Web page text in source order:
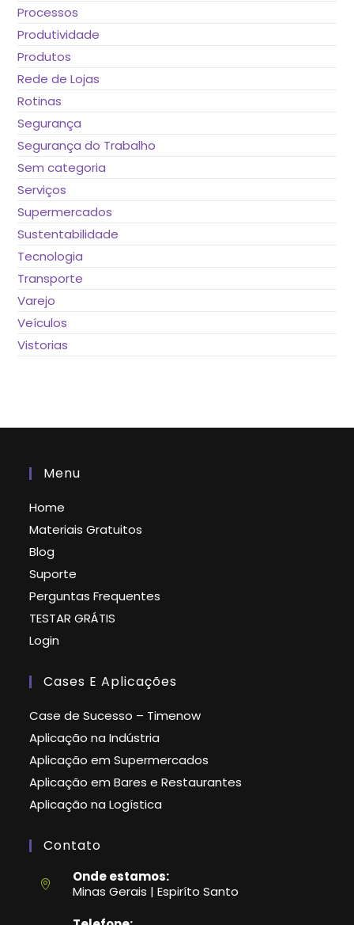
Processos
Produtividade
Produtos
Rede de Lojas
Rotinas
Segurança
Segurança do Trabalho
Sem categoria
Serviços
Supermercados
Sustentabilidade
Tecnologia
Transporte
Varejo
Veículos
Vistorias
Menu
Home
Materiais Gratuitos
Blog
Suporte
Perguntas Frequentes
TESTAR GRÁTIS
Login
Cases E Aplicações
Case de Sucesso – Timenow
Aplicação na Indústria
Aplicação em Supermercados
Aplicação em Bares e Restaurantes
Aplicação na Logística
Contato
Onde estamos:
Minas Gerais | Espiríto Santo